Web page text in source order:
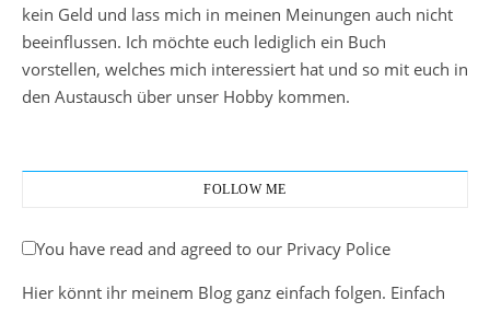
kein Geld und lass mich in meinen Meinungen auch nicht
beeinflussen. Ich möchte euch lediglich ein Buch
vorstellen, welches mich interessiert hat und so mit euch in
den Austausch über unser Hobby kommen.
FOLLOW ME
You have read and agreed to our Privacy Police
Hier könnt ihr meinem Blog ganz einfach folgen. Einfach